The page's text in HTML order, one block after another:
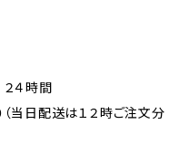
４時間
（当日配送は１２時ご注文分